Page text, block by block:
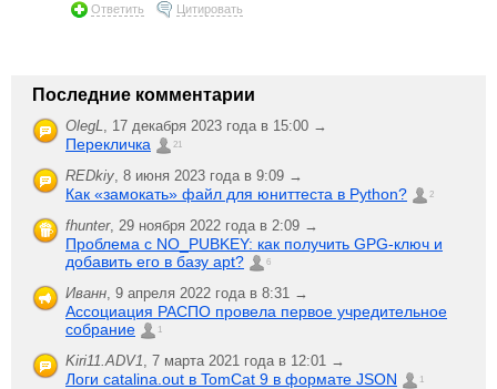
Ответить Цитировать
Последние комментарии
OlegL 17 декабря 2023 года в 15:00 →
Перекличка 21
REDkiy 8 июня 2023 года в 9:09 →
Как «замокать» файл для юниттеста в Python? 2
fhunter, 29 ноября 2022 года в 2:09 →
Проблема с NO_PUBKEY: как получить GPG-ключ и
добавить его в базу apt?
6
Иванн 9 апреля 2022 года в 8:31 →
Ассоциация РАСПО провела первое учредительное
собрание
1
Kiri11.ADV1 7 марта 2021 года в 12:01 →
Логи catalina.out в TomCat 9 в формате JSON 1